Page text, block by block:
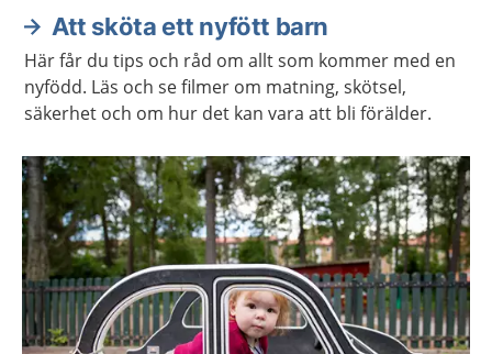
Att sköta ett nyfött barn
Här får du tips och råd om allt som kommer med en
nyfödd. Läs och se filmer om matning, skötsel,
säkerhet och om hur det kan vara att bli förälder.